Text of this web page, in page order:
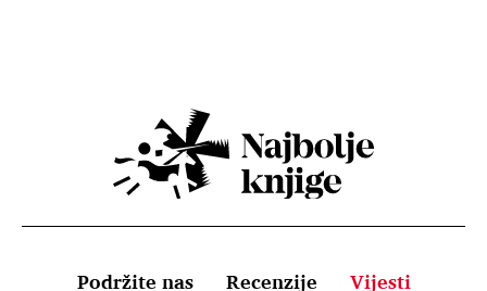
Podržite nas Recenzije Vijesti